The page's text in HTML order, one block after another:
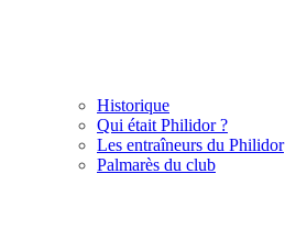
Historique
Qui était Philidor ?
Les entraîneurs du Philidor
Palmarès du club